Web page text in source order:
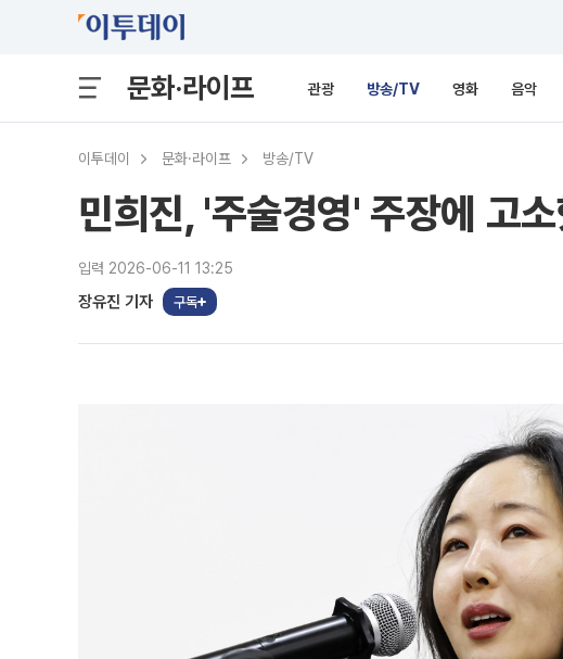
문화·라이프 관광 방송/TV 영화 음악
이투데이 문화·라이프 방송/TV
민희진, '주술경영' 주장에 고
입력 2026-06-11 13:25
장유진 기자 구독